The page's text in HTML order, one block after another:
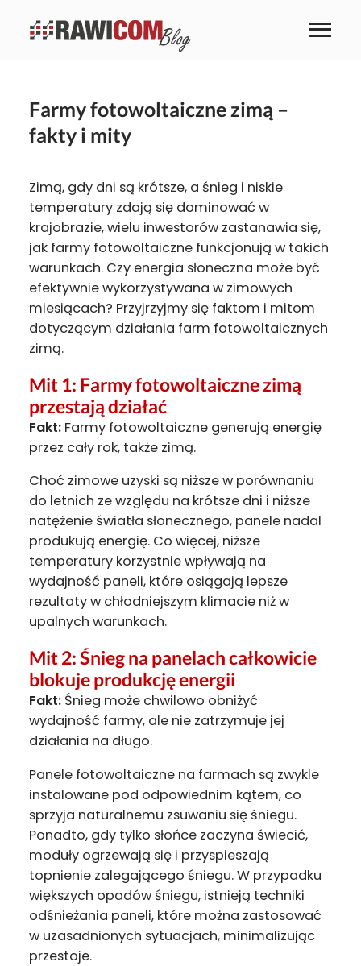
Farmy fotowoltaiczne zimą –
fakty i mity
Zimą, gdy dni są krótsze, a śnieg i niskie
temperatury zdają się dominować w
krajobrazie, wielu inwestorów zastanawia się,
jak farmy fotowoltaiczne funkcjonują w takich
warunkach. Czy energia słoneczna może być
efektywnie wykorzystywana w zimowych
miesiącach? Przyjrzyjmy się faktom i mitom
dotyczącym działania farm fotowoltaicznych
zimą.
Mit 1: Farmy fotowoltaiczne zimą
przestają działać
Fakt: Farmy fotowoltaiczne generują energię
przez cały rok, także zimą.
Choć zimowe uzyski są niższe w porównaniu
do letnich ze względu na krótsze dni i niższe
natężenie światła słonecznego, panele nadal
produkują energię. Co więcej, niższe
temperatury korzystnie wpływają na
wydajność paneli, które osiągają lepsze
rezultaty w chłodniejszym klimacie niż w
upalnych warunkach.
Mit 2: Śnieg na panelach całkowicie
blokuje produkcję energii
Fakt: Śnieg może chwilowo obniżyć
wydajność farmy, ale nie zatrzymuje jej
działania na długo.
Panele fotowoltaiczne na farmach są zwykle
instalowane pod odpowiednim kątem, co
sprzyja naturalnemu zsuwaniu się śniegu.
Ponadto, gdy tylko słońce zaczyna świecić,
moduły ogrzewają się i przyspieszają
topnienie zalegającego śniegu. W przypadku
większych opadów śniegu, istnieją techniki
odśnieżania paneli, które można zastosować
w uzasadnionych sytuacjach, minimalizując
przestoje.